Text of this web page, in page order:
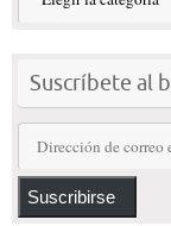
Suscríbete al
correo
electrónico
Suscribirse